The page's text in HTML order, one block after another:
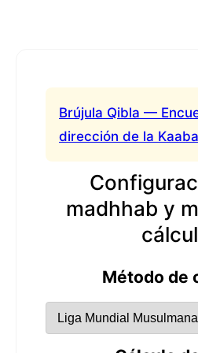
Brújula Qibla —
dirección de la
madhhab y
Método de